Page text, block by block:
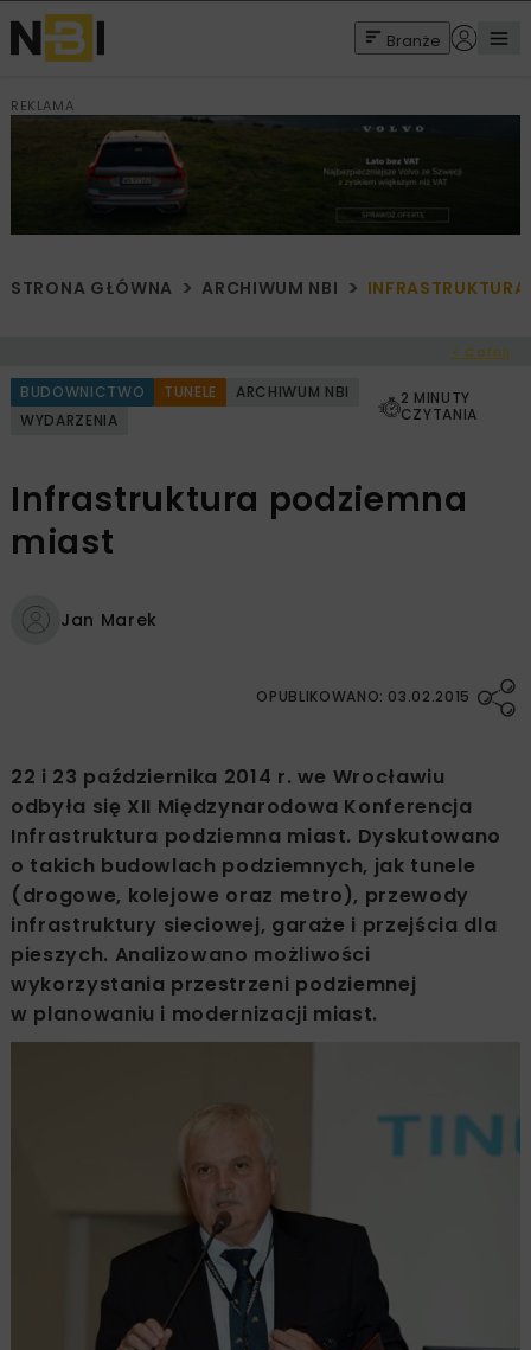
Branże
REKLAMA
STRONA GŁÓWNA ARCHIWUM NBI
< Cofnij
BUDOWNICTWO TUNELE
ARCHIWUM NBI
WYDARZENIA
2 MINUTY
CZYTANIA
Infrastruktura podziemna
miast
Jan Marek
OPUBLIKOWANO: 03.02.2015
22 i 23 października 2014 r. we Wrocławiu
odbyła się XII Międzynarodowa Konferencja
Infrastruktura podziemna miast. Dyskutowano
o takich budowlach podziemnych, jak tunele
(drogowe, kolejowe oraz metro), przewody
infrastruktury sieciowej, garaże i przejścia dla
pieszych. Analizowano możliwości
wykorzystania przestrzeni podziemnej
w planowaniu i modernizacji miast.